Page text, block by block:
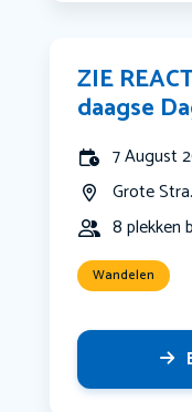
ZIE
daagse
7 August
Grote
8 plekken
Wandelen